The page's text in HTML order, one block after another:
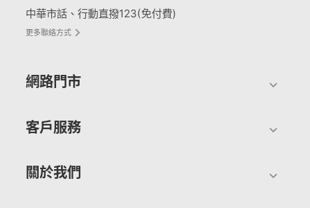
中華市話、行動直撥123(免付費)
更多聯絡方式
網路門市
客戶服務
關於我們